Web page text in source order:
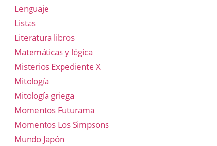
Lenguaje
Listas
Literatura libros
Matemáticas y lógica
Misterios Expediente X
Mitología
Mitología griega
Momentos Futurama
Momentos Los Simpsons
Mundo Japón